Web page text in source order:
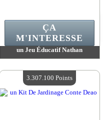
un Jeu Éducatif Nathan
Quantité Disponible :4
ÇA
M'INTERESSE
3.307.100 Points